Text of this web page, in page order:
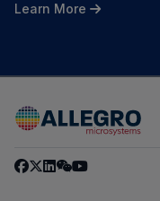
Learn More